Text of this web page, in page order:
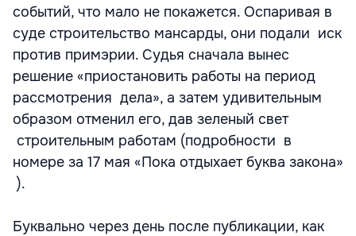
событий, что мало не покажется. Оспаривая в
суде строительство мансарды, они подали иск
против примэрии. Судья сначала вынес
решение «приостановить работы на период
рассмотрения дела», а затем удивительным
образом отменил его, дав зеленый свет
строительным работам (подробности в
номере за 17 мая «Пока отдыхает буква закона»
).
Буквально через день после публикации, как